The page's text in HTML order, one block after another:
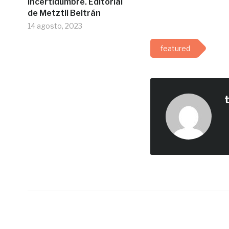
de Metztli Beltrán
14 agosto, 2023
featured